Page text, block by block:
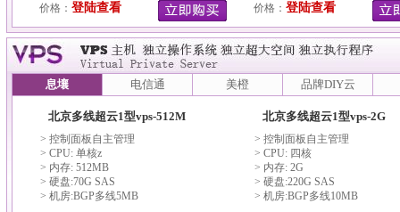
价格： 登陆查看
价格： 登陆查看
息壤 电信通 美橙 品牌DIY云
北京多线超云1型vps-512M
> 控制面板自主管理
> CPU: 单核z
> 内存: 512MB
> 硬盘:70G SAS
> 机房:BGP多线5MB
北京多线超云1型vps-2G
> 控制面板自主管理
> CPU: 四核
> 内存: 2G
> 硬盘:220G SAS
> 机房:BGP多线10MB